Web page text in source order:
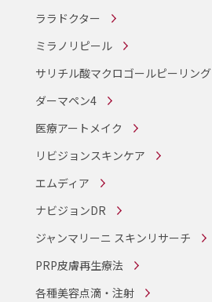
ララドクター
ミラノリピール
サリチル酸マクロゴールピーリング
ダーマペン4
医療アートメイク
リビジョンスキンケア
エムディア
ナビジョンDR
ジャンマリーニ スキンリサーチ
PRP皮膚再生療法
各種美容点滴・注射